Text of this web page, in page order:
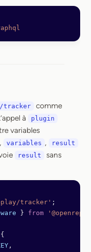
tracker
comme
à
plugin
variables
, variables , result
result
sans
tracker' ;
} from
,